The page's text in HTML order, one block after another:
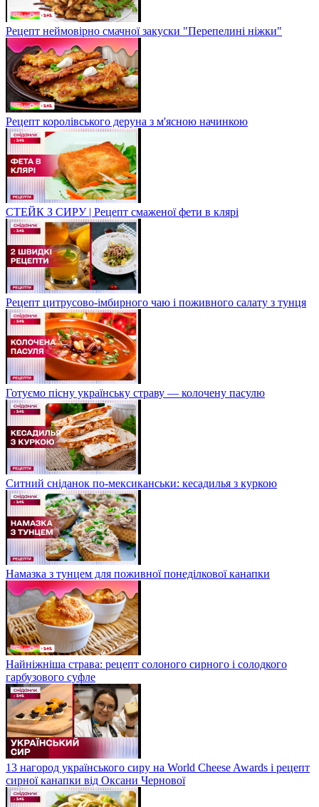
Рецепт неймовірно смачної закуски "Перепелині ніжки"
Рецепт королівського деруна з м'ясною начинкою
СТЕЙК З СИРУ | Рецепт смаженої фети в клярі
Рецепт цитрусово-імбирного чаю і поживного салату з тунця
Готуємо пісну українську страву — колочену пасулю
Ситний сніданок по-мексиканськи: кесадилья з куркою
Намазка з тунцем для поживної понеділкової канапки
Найніжніша страва: рецепт солоного сирного і солодкого
гарбузового суфле
13 нагород українського сиру на World Cheese Awards і рецепт
сирної канапки від Оксани Чернової